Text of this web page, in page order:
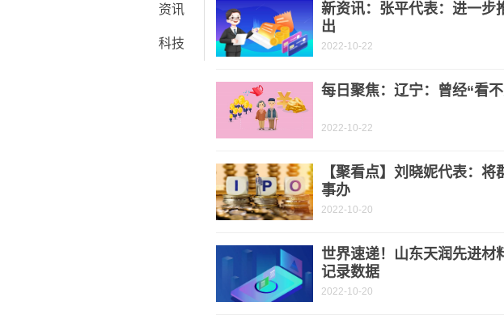
资讯
科技
新资讯：张平代表：进一步
出
2022-10-22
每日聚焦：辽宁：曾经“看
2022-10-22
【聚看点】刘晓妮代表：
事办
2022-10-20
世界速递！山东天润先进材
记录数据
2022-10-20